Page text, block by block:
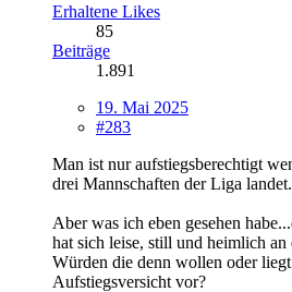
Erhaltene Likes
85
Beiträge
1.891
19. Mai 2025
#283
Man ist nur aufstiegsberechtigt
drei Mannschaften der Liga landet.
Aber was ich eben gesehen
hat sich leise, still und heimlich
Würden die denn wollen oder
Aufstiegsversicht vor?